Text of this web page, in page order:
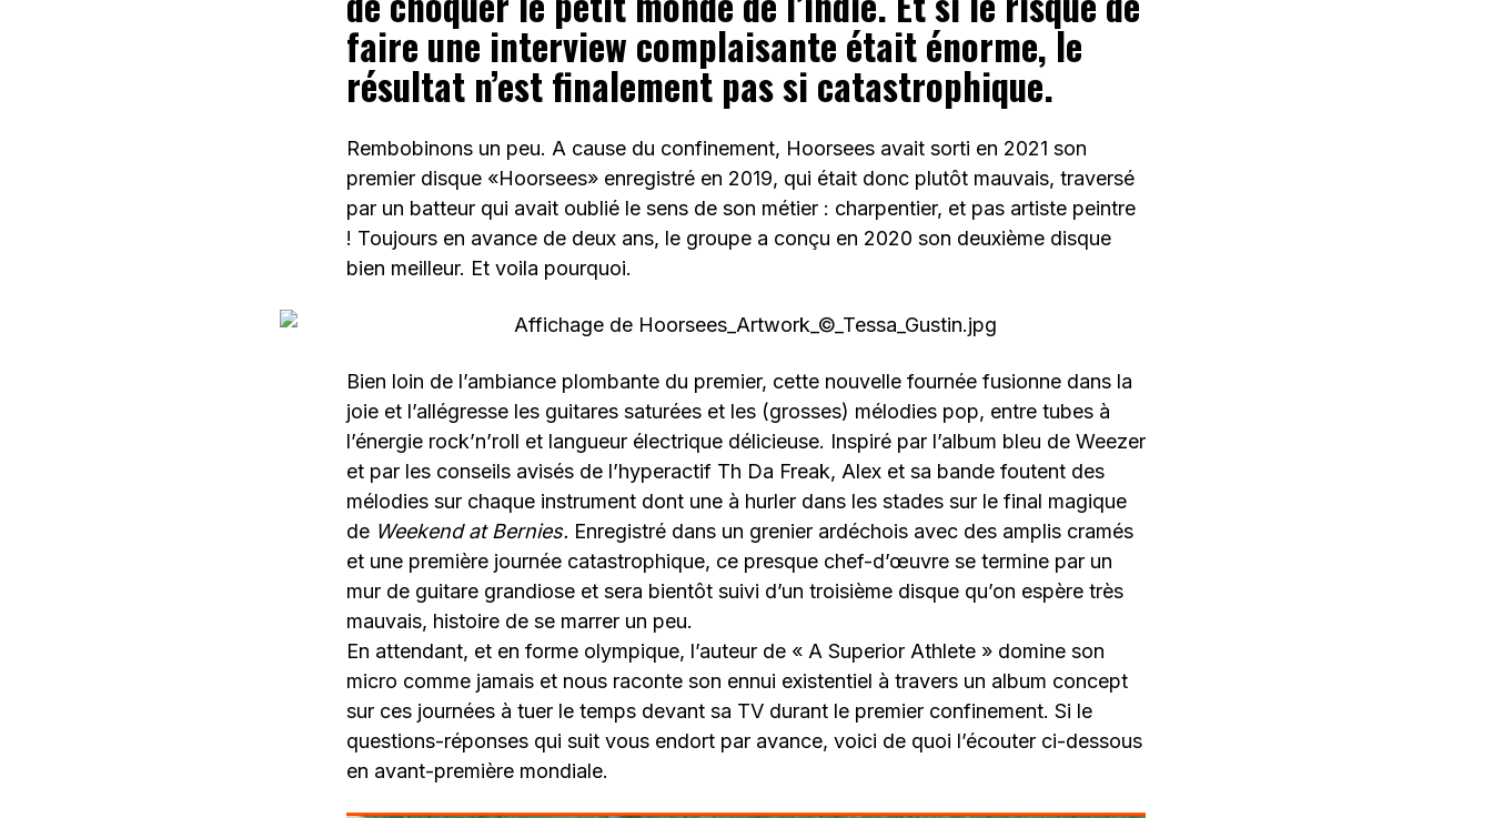
faire une interview complaisante était énorme, le
résultat n’est finalement pas si catastrophique.
Rembobinons un peu. A cause du confinement, Hoorsees avait sorti en 2021 son
premier disque «Hoorsees» enregistré en 2019, qui était donc plutôt mauvais, traversé
par un batteur qui avait oublié le sens de son métier : charpentier, et pas artiste peintre
! Toujours en avance de deux ans, le groupe a conçu en 2020 son deuxième disque
bien meilleur. Et voila pourquoi.
Bien loin de l’ambiance plombante du premier, cette nouvelle fournée fusionne dans la
joie et l’allégresse les guitares saturées et les (grosses) mélodies pop, entre tubes à
l’énergie rock’n’roll et langueur électrique délicieuse. Inspiré par l’album bleu de Weezer
et par les conseils avisés de l’hyperactif Th Da Freak, Alex et sa bande foutent des
mélodies sur chaque instrument dont une à hurler dans les stades sur le final magique
de Weekend at Bernies. Enregistré dans un grenier ardéchois avec des amplis cramés
et une première journée catastrophique, ce presque chef-d’œuvre se termine par un
mur de guitare grandiose et sera bientôt suivi d’un troisième disque qu’on espère très
mauvais, histoire de se marrer un peu.
En attendant, et en forme olympique, l’auteur de « A Superior Athlete » domine son
micro comme jamais et nous raconte son ennui existentiel à travers un album concept
sur ces journées à tuer le temps devant sa TV durant le premier confinement. Si le
questions-réponses qui suit vous endort par avance, voici de quoi l’écouter ci-dessous
en avant-première mondiale.